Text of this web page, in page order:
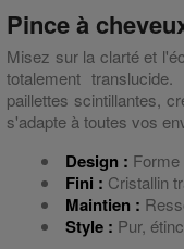
Pince à
Misez sur la clarté et
totalement
paillettes scintillantes,
s'adapte à toutes vos
Design :
Fini : Cristallin
Maintien :
Style : Pur,